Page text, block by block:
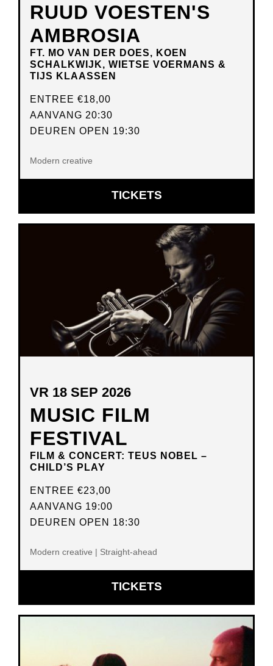
RUUD VOESTEN'S
AMBROSIA
FT. MO VAN DER DOES, KOEN
SCHALKWIJK, WIETSE VOERMANS &
TIJS KLAASSEN
ENTREE €18,00
AANVANG 20:30
DEUREN OPEN 19:30
Modern creative
TICKETSOPENT
IN
NIEUW
VENSTER
MUSIC FILM
FESTIVAL
FILM & CONCERT: TEUS NOBEL –
CHILD’S PLAY
VR 18 SEP 2026
ENTREE €23,00
AANVANG 19:00
DEUREN OPEN 18:30
Modern creative | Straight-ahead
TICKETSOPENT
IN
VENSTER